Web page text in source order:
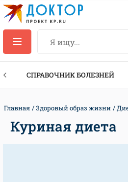
СПРАВОЧНИК БОЛЕЗНЕЙ
Главная Здоровый образ жизни
Куриная диета